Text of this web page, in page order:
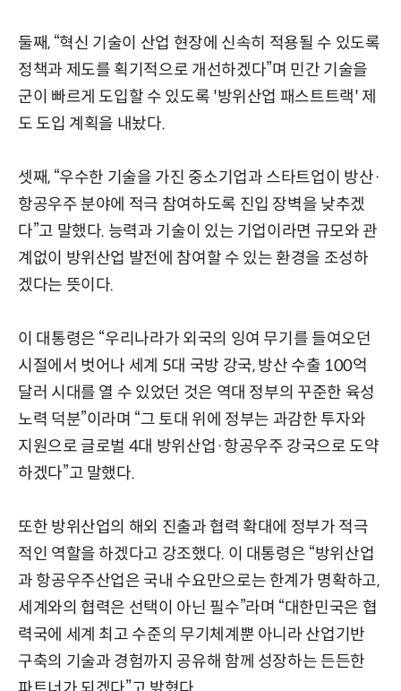
둘째, “혁신 기술이 산업 현장에 신속히 적용될 수 있도록
정책과 제도를 획기적으로 개선하겠다”며 민간 기술을
군이 빠르게 도입할 수 있도록 '방위산업 패스트트랙' 제
도 도입 계획을 내놨다.
셋째, “우수한 기술을 가진 중소기업과 스타트업이 방산·
항공우주 분야에 적극 참여하도록 진입 장벽을 낮추겠
다”고 말했다. 능력과 기술이 있는 기업이라면 규모와 관
계없이 방위산업 발전에 참여할 수 있는 환경을 조성하
겠다는 뜻이다.
이 대통령은 “우리나라가 외국의 잉여 무기를 들여오던
시절에서 벗어나 세계 5대 국방 강국, 방산 수출 100억
달러 시대를 열 수 있었던 것은 역대 정부의 꾸준한 육성
노력 덕분”이라며 “그 토대 위에 정부는 과감한 투자와
지원으로 글로벌 4대 방위산업·항공우주 강국으로 도약
하겠다”고 말했다.
또한 방위산업의 해외 진출과 협력 확대에 정부가 적극
적인 역할을 하겠다고 강조했다. 이 대통령은 “방위산업
과 항공우주산업은 국내 수요만으로는 한계가 명확하고,
세계와의 협력은 선택이 아닌 필수”라며 “대한민국은 협
력국에 세계 최고 수준의 무기체계뿐 아니라 산업기반
구축의 기술과 경험까지 공유해 함께 성장하는 든든한